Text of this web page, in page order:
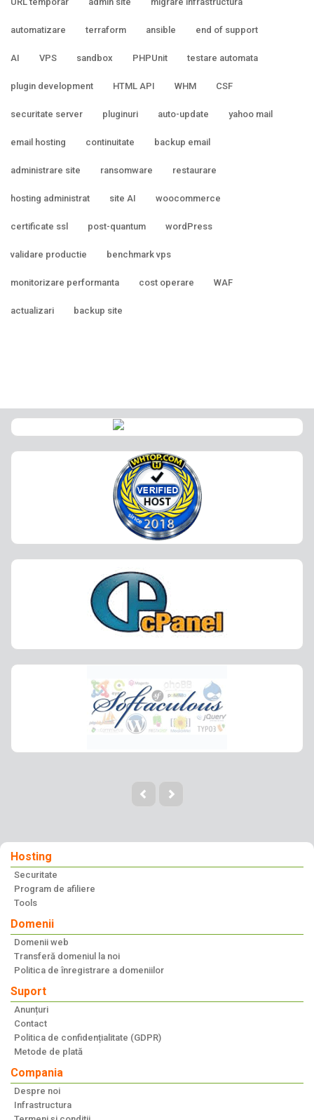
automatizare terraform ansible end of support
AI VPS sandbox PHPUnit testare automata
plugin development HTML API WHM CSF
securitate server pluginuri auto-update yahoo mail
email hosting continuitate backup email
administrare site ransomware restaurare
hosting administrat site AI woocommerce
certificate ssl post-quantum wordPress
validare productie benchmark vps
monitorizare performanta cost operare WAF
actualizari backup site
Hosting
Securitate
Program de afiliere
Tools
Domenii
Domenii web
Transferă domeniul la noi
Politica de înregistrare a domeniilor
Suport
Anunțuri
Contact
Politica de confidențialitate (GDPR)
Metode de plată
Compania
Despre noi
Infrastructura